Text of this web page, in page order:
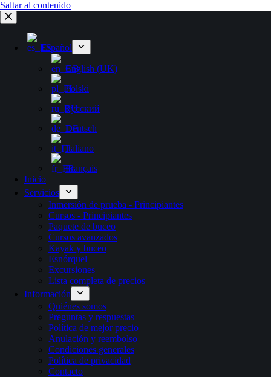
Saltar al contenido
Español
English (UK)
Polski
Русский
Deutsch
Italiano
Français
Inicio
Servicios
Inmersión de prueba - Principiantes
Cursos - Principiantes
Paquete de buceo
Cursos avanzados
Kayak y buceo
Esnórquel
Excursiones
Lista completa de precios
Información
Quiénes somos
Preguntas y respuestas
Política de mejor precio
Anulación y reembolso
Condiciones generales
Política de privacidad
Contacto